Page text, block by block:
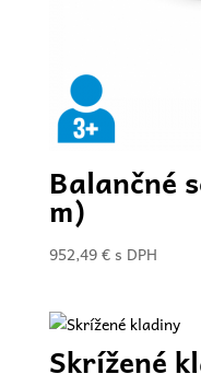
Balančné
m)
952,49€ s DPH
Skrížené